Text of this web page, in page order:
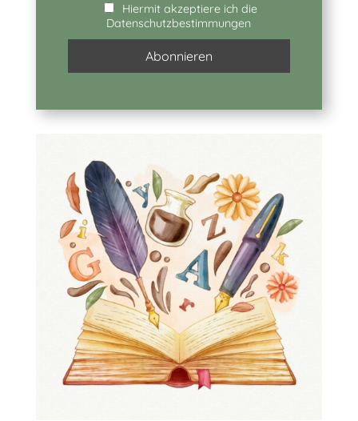
Hiermit akzeptiere ich die
Datenschutzbestimmungen